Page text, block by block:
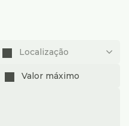
Localização